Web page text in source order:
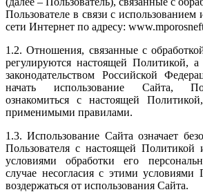
Пользователе в связи с использованием
сети Интернет по адресу:
1.2. Отношения, связанные с
регулируются настоящей Политикой,
законодательством Российской
начать использование Сайта,
ознакомиться с настоящей
применимыми правилами.
1.3. Использование Сайта означает
Пользователя с настоящей
условиями обработки его
случае несогласия с этими условиями
воздержаться от использования Сайта.